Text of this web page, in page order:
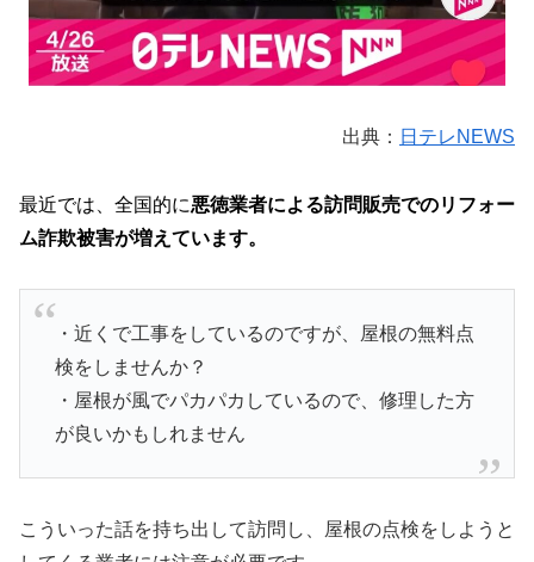
出典： 日テレNEWS
最近では、全国的に悪徳業者による訪問販売でのリフォー
ム詐欺被害が増えています。
・近くで工事をしているのですが、屋根の無料点
検をしませんか？
・屋根が風でパカパカしているので、修理した方
が良いかもしれません
こういった話を持ち出して訪問し、屋根の点検をしようと